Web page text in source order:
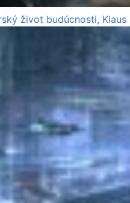
život budúcnosti, Klaus